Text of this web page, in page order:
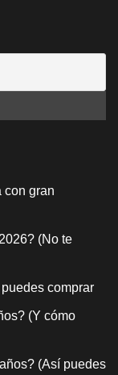
con gran
(No te
comprar
(Y cómo
(Así puedes